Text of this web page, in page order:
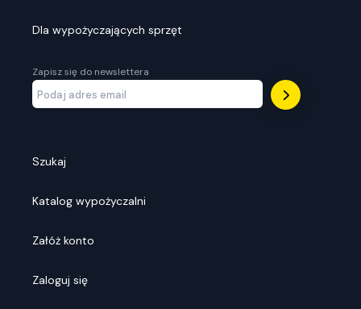
Dla wypożyczających sprzęt
Zapisz się do newslettera
Szukaj
Katalog wypożyczalni
Załóż konto
Zaloguj się